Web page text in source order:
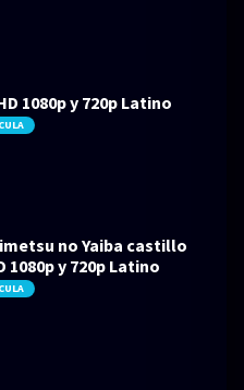
1080p y 720p Latino
no Yaiba castillo
1080p y 720p Latino